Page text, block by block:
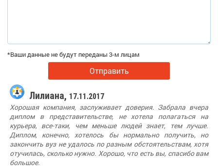
*Ваши данные не будут переданы 3-м лицам
Отправить
Лилиана, 17.11.2017
Хорошая компания, заслуживает доверия. Забрала вчера
диплом в представительстве, не хотела полагаться на
курьера, все-таки, чем меньше людей знает, тем лучше.
Диплом, конечно, хотелось бы нормально получить, но
закончить вуз не удалось по разным обстоятельствам, хотя
отучилась, сколько нужно. Хорошо, что есть вы, спасибо вам
большое.